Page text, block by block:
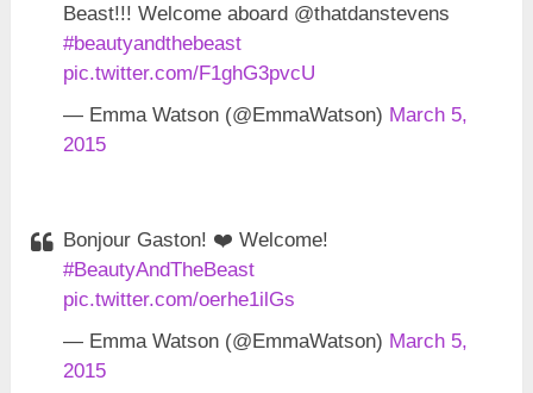
Beast!!! Welcome aboard @thatdanstevens
#beautyandthebeast
pic.twitter.com/F1ghG3pvcU
— Emma Watson (@EmmaWatson) March 5,
2015
Bonjour Gaston! ❤️ Welcome!
#BeautyAndTheBeast
pic.twitter.com/oerhe1ilGs
— Emma Watson (@EmmaWatson) March 5,
2015